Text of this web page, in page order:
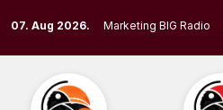
to
content
07. Aug 2026. Marketing BIG Radio